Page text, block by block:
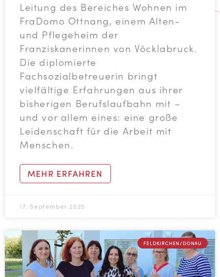
Leitung des Bereiches Wohnen im
FraDomo Ottnang, einem Alten-
und Pflegeheim der
Franziskanerinnen von Vöcklabruck.
Die diplomierte
Fachsozialbetreuerin bringt
vielfältige Erfahrungen aus ihrer
bisherigen Berufslaufbahn mit –
und vor allem eines: eine große
Leidenschaft für die Arbeit mit
Menschen.
MEHR ERFAHREN
17. September 2025
FELDKIRCHEN/DONAU